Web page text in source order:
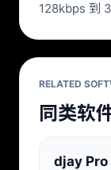
128kbps 到
RELATED
同类软
djay Pro